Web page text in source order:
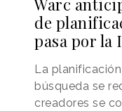
de
pasa por la
La
búsqueda se
creadores se